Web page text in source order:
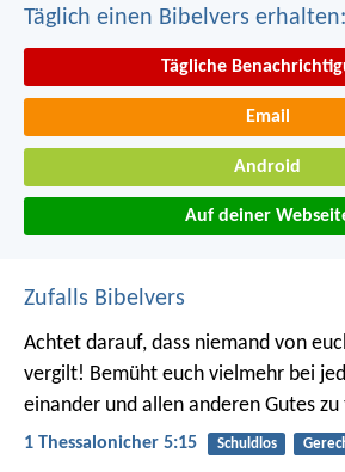
Täglich einen Bibelvers erhalten:
Tägliche
Email
Android
Auf deiner
Zufalls Bibelvers
Achtet darauf, dass niemand von
vergilt! Bemüht euch vielmehr bei
einander und allen anderen Gutes zu
1 Thessalonicher 5:15 Schuldlos